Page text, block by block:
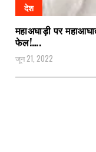
देश
महाअघाड़ी पर
फेल!….
जून 21, 2022